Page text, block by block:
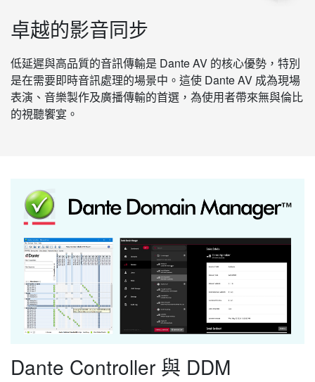
卓越的影音同步
低延遲與高品質的音訊傳輸是 Dante AV 的核心優勢，特別
是在需要即時音訊處理的場景中。這使 Dante AV 成為現場
表演、音樂製作及廣播傳輸的首選，為使用者帶來無與倫比
的視聽饗宴。
Dante Controller 與 DDM